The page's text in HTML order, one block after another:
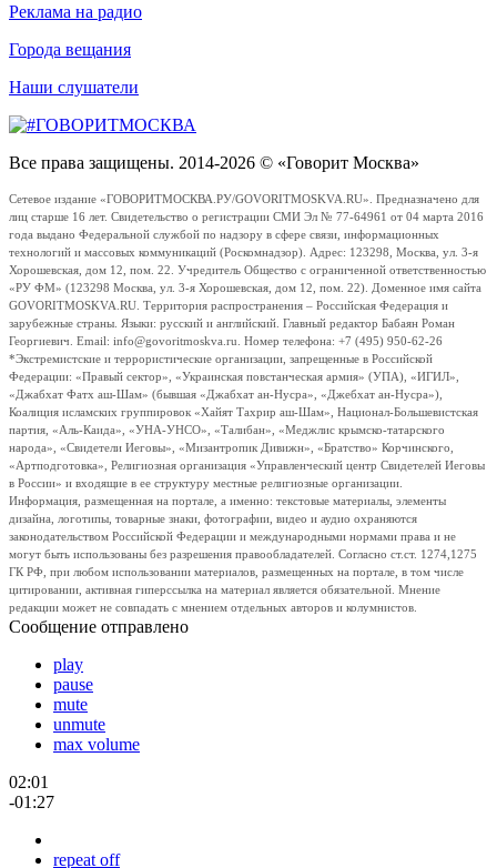
Реклама на радио
Города вещания
Наши слушатели
Все права защищены. 2014-2026 © «Говорит Москва»
Сетевое издание «ГОВОРИТМОСКВА.РУ/GOVORITMOSKVA.RU». Предназначено для
лиц старше 16 лет. Свидетельство о регистрации СМИ Эл № 77-64961 от 04 марта 2016
года выдано Федеральной службой по надзору в сфере связи, информационных
технологий и массовых коммуникаций (Роскомнадзор). Адрес: 123298, Москва, ул. 3-я
Хорошевская, дом 12, пом. 22. Учредитель Общество с ограниченной ответственностью
«РУ ФМ» (123298 Москва, ул. 3-я Хорошевская, дом 12, пом. 22). Доменное имя сайта
GOVORITMOSKVA.RU. Территория распространения – Российская Федерация и
зарубежные страны. Языки: русский и английский. Главный редактор Бабаян Роман
Георгиевич. Email: info@govoritmoskva.ru. Номер телефона: +7 (495) 950-62-26
*Экстремистские и террористические организации, запрещенные в Российской
Федерации: «Правый сектор», «Украинская повстанческая армия» (УПА), «ИГИЛ»,
«Джабхат Фатх аш-Шам» (бывшая «Джабхат ан-Нусра», «Джебхат ан-Нусра»),
Коалиция исламских группировок «Хайят Тахрир аш-Шам», Национал-Большевистская
партия, «Аль-Каида», «УНА-УНСО», «Талибан», «Меджлис крымско-татарского
народа», «Свидетели Иеговы», «Мизантропик Дивижн», «Братство» Корчинского,
«Артподготовка», Религиозная организация «Управленческий центр Свидетелей Иеговы
в России» и входящие в ее структуру местные религиозные организации.
Информация, размещенная на портале, а именно: текстовые материалы, элементы
дизайна, логотипы, товарные знаки, фотографии, видео и аудио охраняются
законодательством Российской Федерации и международными нормами права и не
могут быть использованы без разрешения правообладателей. Согласно ст.ст. 1274,1275
ГК РФ, при любом использовании материалов, размещенных на портале, в том числе
цитировании, активная гиперссылка на материал является обязательной. Мнение
редакции может не совпадать с мнением отдельных авторов и колумнистов.
Сообщение отправлено
play
pause
mute
unmute
max volume
02:01
-01:27
repeat off